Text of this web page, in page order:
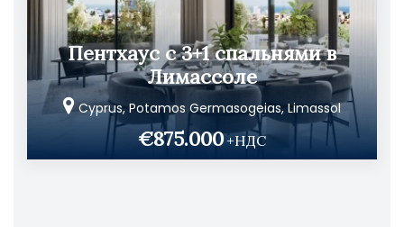
Пентхаус с 3+1 спальнями в
Лимассоле
Cyprus, Potamos Germasogeias, Limassol
€875.000+НДС